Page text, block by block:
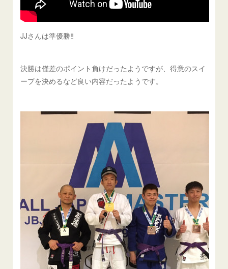
JJさんは準優勝‼️
決勝は僅差のポイント負けだったようですが、得意のスイ
ープを決めるなど良い内容だったようです。